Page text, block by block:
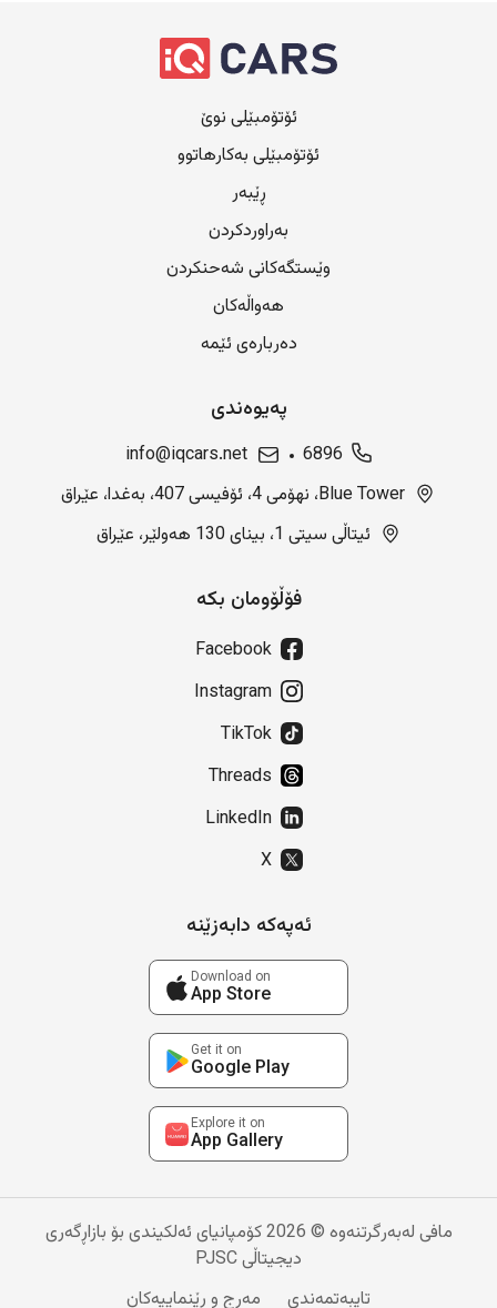
ئۆتۆمبێلی نوێ
ئۆتۆمبێلی بەکارهاتوو
ڕێبەر
بەراوردکردن
وێستگەکانی شەحنکردن
هەواڵەکان
دەربارەی ئێمە
پەیوەندی
6896
info@iqcars.net
Blue Tower، نهۆمی 4، ئۆفیسی 407، بەغدا، عێراق
ئیتاڵی سیتی 1، بینای 130 هەولێر، عێراق
فۆڵۆومان بکە
Facebook
Instagram
TikTok
Threads
LinkedIn
X
ئەپەکە دابەزێنە
Download on
App Store
Get it on
Google Play
Explore it on
App Gallery
مافی لەبەرگرتنەوە © 2026 کۆمپانیای ئەلکیندی بۆ بازاڕگەری
دیجیتاڵی PJSC
تایبەتمەندی
مەرج و ڕێنماییەکان